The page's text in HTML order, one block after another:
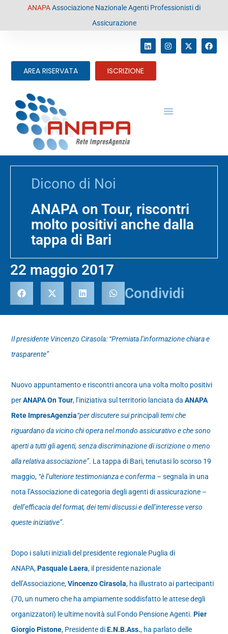
contenutoANAPAAssociazione Nazionale Agenti Professionisti di
Assicurazione
AREA RISERVATA ISCRIZIONE
Dicono di Noi
ANAPA on Tour, riscontri
molto positivi anche dalla
tappa di Bari
22 maggio 2017
Condividi
Il presidente Vincenzo Cirasola: “Premiata l’informazione chiara e
trasparente”
Nuovo appuntamento e riscontri ancora una volta molto positivi
perANAPA On Tour, l’iniziativa sul territorio lanciata daANAPA
Rete ImpresAgenzia“per discutere sui principali temi che
riguardano da vicino chi opera nel mondo assicurativo e che sono
aperti a tutti gli agenti, senza discriminazione di iscrizione o meno
alla relativa associazione”. La tappa di Bari, tenutasi lo scorso 19
maggio, “è l’ulteriore testimonianza e conferma – segnala in una
nota l’Associazione di categoria degli agenti di assicurazione –
dell’efficacia del format, dei temi discussi e dell’interesse verso
queste iniziative”.
Dopo i saluti iniziali del presidente regionale Puglia di
ANAPA,Pasquale Laera, il presidente nazionale
dell’Associazione,Vincenzo Cirasola, ha illustrato ai partecipanti
(70, un numero che ha ampiamente soddisfatto le attese degli
organizzatori) le ultime novità sul Fondo Pensione Agenti.Pier
Giorgio Pistone, Presidente diE.N.B.Ass., ha parlato delle